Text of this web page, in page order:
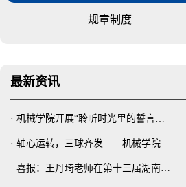
规章制度
最新资讯
· 机械学院开展“聆听时光里的誓言…
· 轴心运转，三球齐发——机械学院…
· 喜报：王丹琦老师在第十三届湖南…